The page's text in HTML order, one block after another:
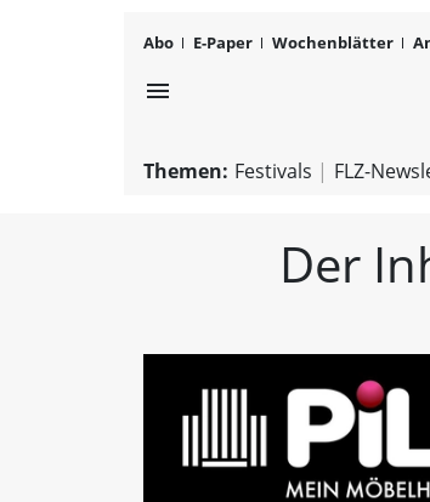
Abo E-Paper Wochenblätter
menu
Themen: Festivals FLZ-
Der